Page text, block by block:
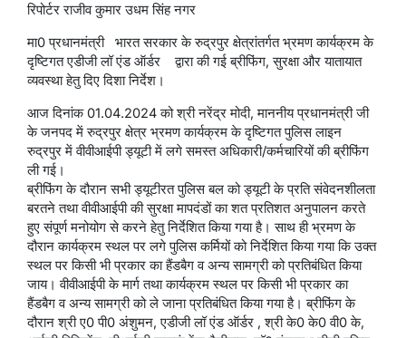
रिपोर्टर राजीव कुमार उधम सिंह नगर
मा0 प्रधानमंत्री भारत सरकार के रुद्रपुर क्षेत्रांतर्गत भ्रमण कार्यक्रम के
दृष्टिगत एडीजी लॉ एंड ऑर्डर द्वारा की गई ब्रीफिंग, सुरक्षा और यातायात
व्यवस्था हेतु दिए दिशा निर्देश।
आज दिनांक 01.04.2024 को श्री नरेंद्र मोदी, माननीय प्रधानमंत्री जी
के जनपद में रुद्रपुर क्षेत्र भ्रमण कार्यक्रम के दृष्टिगत पुलिस लाइन
रुद्रपुर में वीवीआईपी ड्यूटी में लगे समस्त अधिकारी/कर्मचारियों की ब्रीफिंग
ली गई।
ब्रीफिंग के दौरान सभी ड्यूटीरत पुलिस बल को ड्यूटी के प्रति संवेदनशीलता
बरतने तथा वीवीआईपी की सुरक्षा मापदंडों का शत प्रतिशत अनुपालन करते
हुए संपूर्ण मनोयोग से करने हेतु निर्देशित किया गया है। साथ ही भ्रमण के
दौरान कार्यक्रम स्थल पर लगे पुलिस कर्मियों को निर्देशित किया गया कि उक्त
स्थल पर किसी भी प्रकार का हैंडबैग व अन्य सामग्री को प्रतिबंधित किया
जाय। वीवीआईपी के मार्ग तथा कार्यक्रम स्थल पर किसी भी प्रकार का
हैंडबैग व अन्य सामग्री को ले जाना प्रतिबंधित किया गया है। ब्रीफिंग के
दौरान श्री ए0 पी0 अंशुमन, एडीजी लॉ एंड ऑर्डर , श्री के0 के0 वी0 के,